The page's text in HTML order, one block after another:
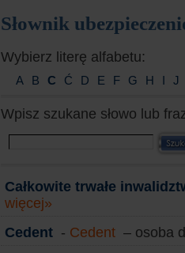
Słownik
Wybierz literę alfabetu:
A B C Ć D E F G H I J
Wpisz szukane słowo lub
Całkowite trwałe
więcej»
Cedent - Cedent – osoba